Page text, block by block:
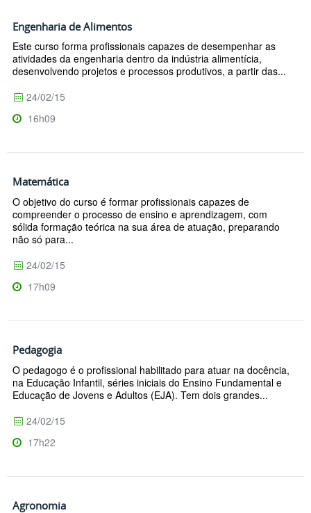
Engenharia de Alimentos
Este curso forma profissionais capazes de desempenhar as
atividades da engenharia dentro da indústria alimentícia,
desenvolvendo projetos e processos produtivos, a partir das...
24/02/15
16h09
Matemática
O objetivo do curso é formar profissionais capazes de
compreender o processo de ensino e aprendizagem, com
sólida formação teórica na sua área de atuação, preparando
não só para...
24/02/15
17h09
Pedagogia
O pedagogo é o profissional habilitado para atuar na docência,
na Educação Infantil, séries iniciais do Ensino Fundamental e
Educação de Jovens e Adultos (EJA). Tem dois grandes...
24/02/15
17h22
Agronomia